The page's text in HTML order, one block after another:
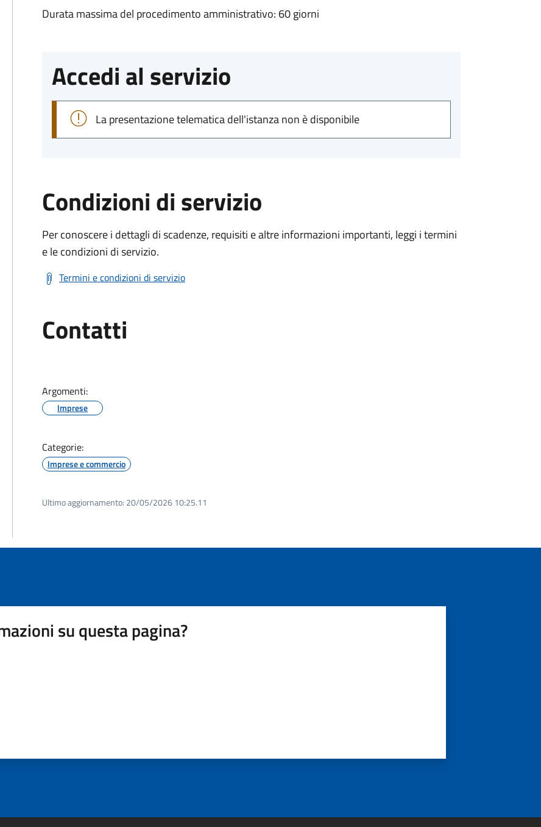
Durata massima del procedimento amministrativo: 60 giorni
Accedi al servizio
La presentazione telematica dell'istanza non è disponibile
Condizioni di servizio
Per conoscere i dettagli di scadenze, requisiti e altre informazioni importanti, leggi i termini
e le condizioni di servizio.
Termini e condizioni di servizio
Contatti
Argomenti:
Imprese
Categorie:
Imprese e commercio
Ultimo aggiornamento: 20/05/2026 10:25.11
su questa pagina?